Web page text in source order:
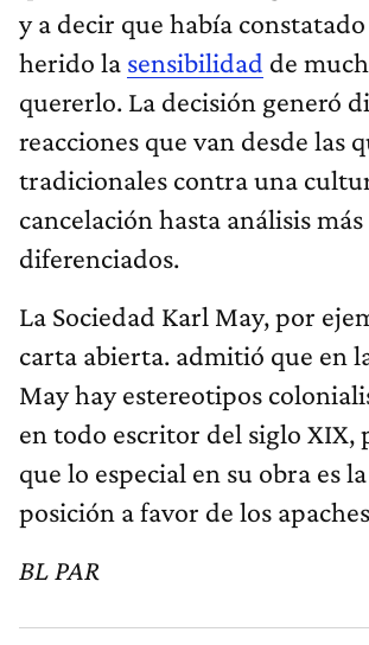
y a decir que había
herido la sensibilidad de
quererlo. La decisión generó
reacciones que van desde las
tradicionales contra una
cancelación hasta análisis más
diferenciados.
La Sociedad Karl May, por
carta abierta. admitió que en
May hay estereotipos
en todo escritor del siglo XIX,
que lo especial en su obra es
posición a favor de los
BL PAR